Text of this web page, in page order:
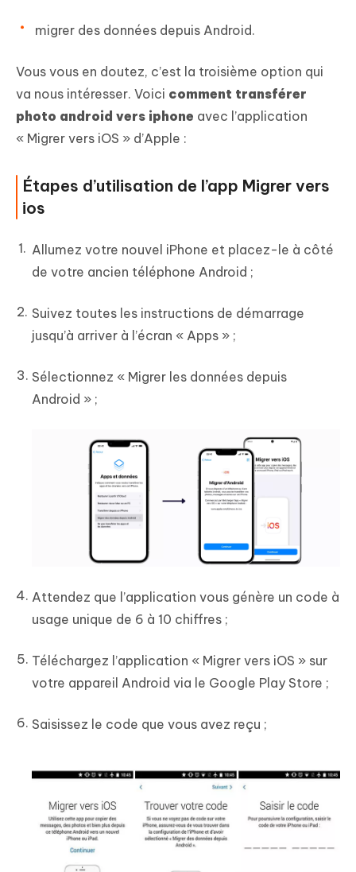
migrer des données depuis Android.
Vous vous en doutez, c’est la troisième option qui
va nous intéresser. Voici comment transférer
photo android vers iphone avec l’application
« Migrer vers iOS » d’Apple :
Étapes d’utilisation de l’app Migrer vers
ios
Allumez votre nouvel iPhone et placez-le à côté
de votre ancien téléphone Android ;
Suivez toutes les instructions de démarrage
jusqu’à arriver à l’écran « Apps » ;
Sélectionnez « Migrer les données depuis
Android » ;
Attendez que l’application vous génère un code à
usage unique de 6 à 10 chiffres ;
Téléchargez l’application « Migrer vers iOS » sur
votre appareil Android via le Google Play Store ;
Saisissez le code que vous avez reçu ;